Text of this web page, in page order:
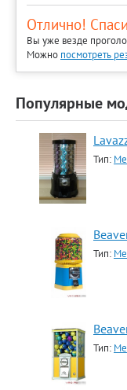
Отлично!
Вы уже везде
Можно посмотреть
Популярные
Тип:
Тип:
Тип: